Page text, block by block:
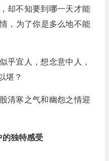
却不知要到哪一天才能
，为了你是多么地不能
乎宜人，想念意中人，
堪？
清寒之气和幽怨之情迎
独特感受